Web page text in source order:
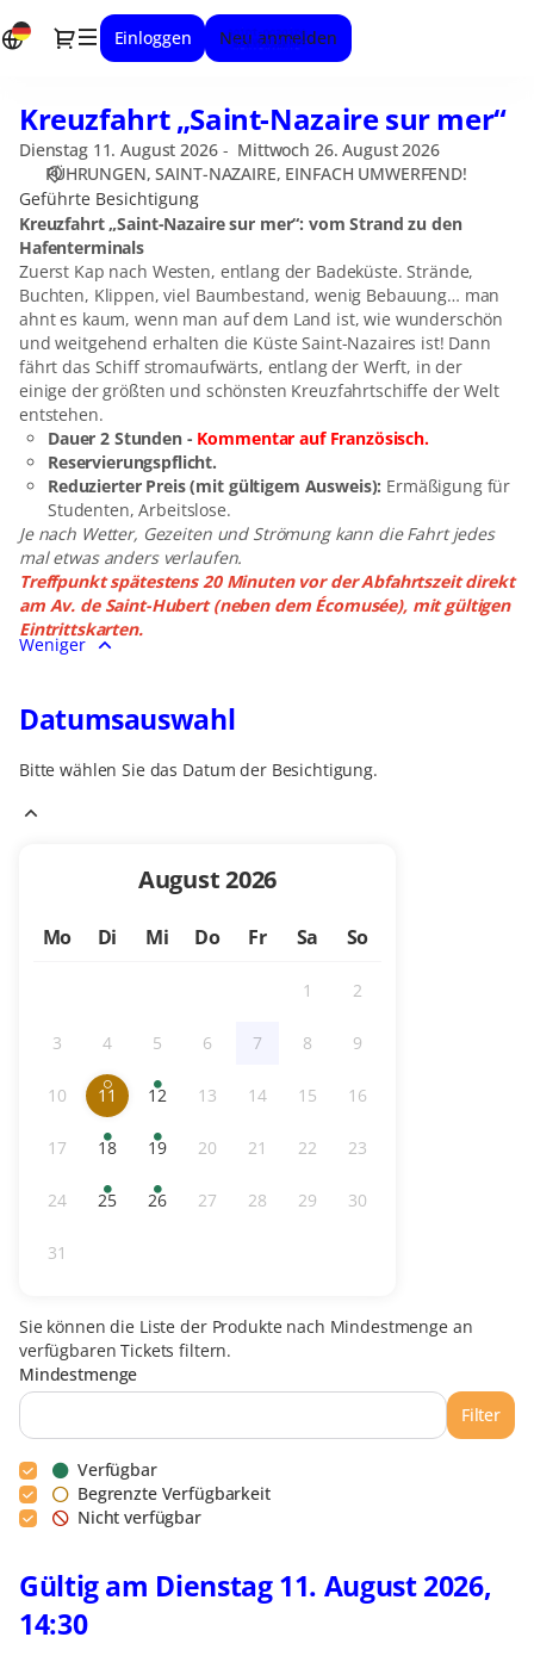
Dialog
Einloggen Neu anmelden
Datumsauswahl
[SAINT-
UMWERFEND!
11.08.2026
14:30
Kreuzfahrt
„Saint-
Nazaire
sur
mer“]
Saint-
Nazaire
Umwerfend
Kreuzfahrt
„Saint-
Nazaire
sur
mer“
Kreuzfahrt „Saint-Nazaire sur mer“
Dienstag 11. August 2026
Mittwoch 26. August 2026
FÜHRUNGEN SAINT-NAZAIRE, EINFACH UMWERFEND!
Geführte Besichtigung
Kreuzfahrt „Saint-Nazaire sur mer“: vom Strand zu den
Hafenterminals
Zuerst Kap nach Westen, entlang der Badeküste. Strände,
Buchten, Klippen, viel Baumbestand, wenig Bebauung… man
ahnt es kaum, wenn man auf dem Land ist, wie wunderschön
und weitgehend erhalten die Küste Saint-Nazaires ist! Dann
fährt das Schiff stromaufwärts, entlang der Werft, in der
einige der größten und schönsten Kreuzfahrtschiffe der Welt
entstehen.
Dauer 2 Stunden - Kommentar auf Französisch.
Reservierungspflicht.
Reduzierter Preis (mit gültigem Ausweis): Ermäßigung für
Studenten, Arbeitslose.
Je nach Wetter, Gezeiten und Strömung kann die Fahrt jedes
mal etwas anders verlaufen.
Treffpunkt spätestens 20 Minuten vor der Abfahrtszeit direkt
am Av. de Saint-Hubert (neben dem Écomusée), mit gültigen
Eintrittskarten.
Weniger
Datumsauswahl
Bitte wählen Sie das Datum der Besichtigung.
Aktueller
August2026
Mo Di Mi Do Fr Sa So
1
Inaktiv
2
Inaktiv
3
Inaktiv
4
Inaktiv
5
Inaktiv
6
Inaktiv
7
Inaktiv
8
Inaktiv
9
Inaktiv
10
Inaktiv
11
Eingeschränkte
Verfügbarkeit
ausgewählter
Tag
12
Verfügbare
Tickets
13
Inaktiv
14
Inaktiv
15
Inaktiv
16
Inaktiv
17
Inaktiv
18
Verfügbare
Tickets
19
Verfügbare
Tickets
20
Inaktiv
21
Inaktiv
22
Inaktiv
23
Inaktiv
24
Inaktiv
25
Verfügbare
26
Verfügbare
27
Inaktiv
28
Inaktiv
29
Inaktiv
30
Inaktiv
31
Inaktiv
Verfügbar
Begrenzte Verfügbarkeit
Nicht verfügbar
Sie können die Liste der Produkte nach Mindestmenge an
verfügbaren Tickets filtern.
Mindestmenge
Filter
Gültig am Dienstag 11. August 2026,
14:30